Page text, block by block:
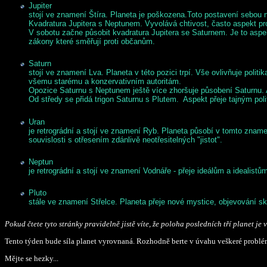
Jupiter
stojí ve znamení Štíra. Planeta je poškozena.Toto postavení sebou
Kvadratura Jupitera s Neptunem. Vyvolává chtivost, často aspekt
V sobotu začne působit kvadratura Jupitera se Saturnem. Je to
zákony které směřují proti občanům.
Saturn
stojí ve znamení Lva. Planeta v této pozici trpí. Vše ovlivňuje
všemu starému a konzervativním autoritám.
Opozice Saturnu s Neptunem ještě více zhoršuje působení
Od středy se přidá trigon Saturnu s Plutem. Aspekt přeje tajným
Uran
je retrográdní a stojí ve znamení Ryb. Planeta působí v tomto
souvislosti s otřesením zdánlivě neotřesitelných "jistot".
Neptun
je retrográdní a stojí ve znamení Vodnáře - přeje ideálům a
Pluto
stále ve znamení Střelce. Planeta přeje nové mystice, objevování
Pokud čtete tyto stránky pravidelně jistě víte, že poloha posledních tří planet je
Tento týden bude síla planet vyrovnaná. Rozhodně berte v úvahu veškeré
Mějte se hezky...